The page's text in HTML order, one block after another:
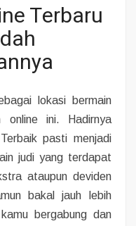
Terbaru
lokasi bermain
online ini. Hadirnya
pasti menjadi
judi yang terdapat
ataupun deviden
bakal jauh lebih
bergabung dan